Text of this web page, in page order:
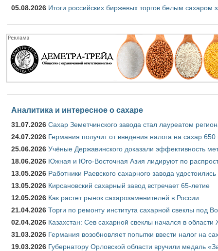
05.08.2026 Итоги российских биржевых торгов белым сахаром
Аналитика и интересное о сахаре
31.07.2026 Сахар Земетчинского завода стал лауреатом
24.07.2026 Германия получит от введения налога на сахар
25.06.2026 Учёные Державинского доказали эффективность
18.06.2026 Южная и Юго-Восточная Азия лидируют по
13.05.2026 Работники Раевского сахарного завода удостоились
13.05.2026 Кирсановский сахарный завод встречает 65-летие
12.05.2026 Как растет рынок сахарозаменителей в России
21.04.2026 Торги по ремонту института сахарной свеклы под
02.04.2026 Казахстан: Сев сахарной свеклы начался в области
31.03.2026 Германия возобновляет попытки ввести налог на
19.03.2026 Губернатору Орловской области вручили медаль